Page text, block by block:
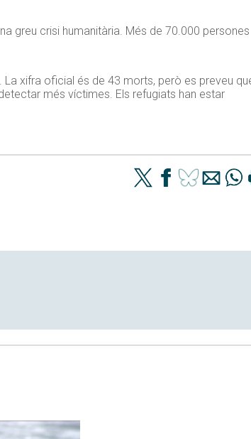
greu crisi humanitària. Més de 70.000 persones
La xifra oficial és de 43 morts, però es preveu
més víctimes. Els refugiats han estar